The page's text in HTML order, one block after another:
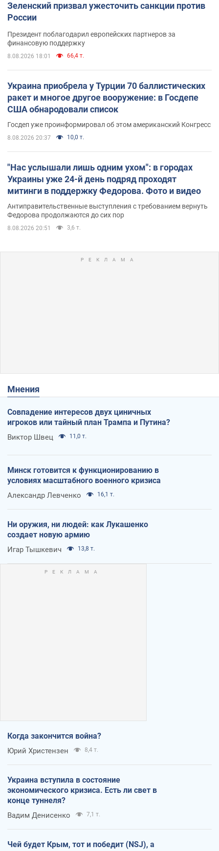
Зеленский призвал ужесточить санкции против
России
Президент поблагодарил европейских партнеров за
финансовую поддержку
8.08.2026 18:01 66,4 т.
Украина приобрела у Турции 70 баллистических
ракет и многое другое вооружение: в Госдепе
США обнародовали список
Госдеп уже проинформировал об этом американский Конгресс
8.08.2026 20:37 10,0 т.
"Нас услышали лишь одним ухом": в городах
Украины уже 24-й день подряд проходят
митинги в поддержку Федорова. Фото и видео
Антиправительственные выступления с требованием вернуть
Федорова продолжаются до сих пор
8.08.2026 20:51 3,6 т.
Мнения
Совпадение интересов двух циничных
игроков или тайный план Трампа и Путина?
Виктор Швец 11,0 т.
Минск готовится к функционированию в
условиях масштабного военного кризиса
Александр Левченко 16,1 т.
Ни оружия, ни людей: как Лукашенко
создает новую армию
Игар Тышкевич 13,8 т.
Когда закончится война?
Юрий Христензен 8,4 т.
Украина вступила в состояние
экономического кризиса. Есть ли свет в
конце туннеля?
Вадим Денисенко 7,1 т.
Чей будет Крым, тот и победит (NSJ), а